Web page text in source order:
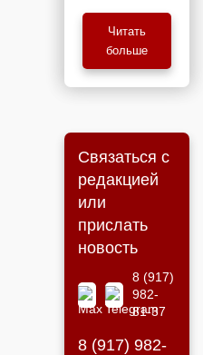
Читать
больше
Связаться с
редакцией
или
прислать
новость
8 (917)
982-
81-37
8 (917) 982-